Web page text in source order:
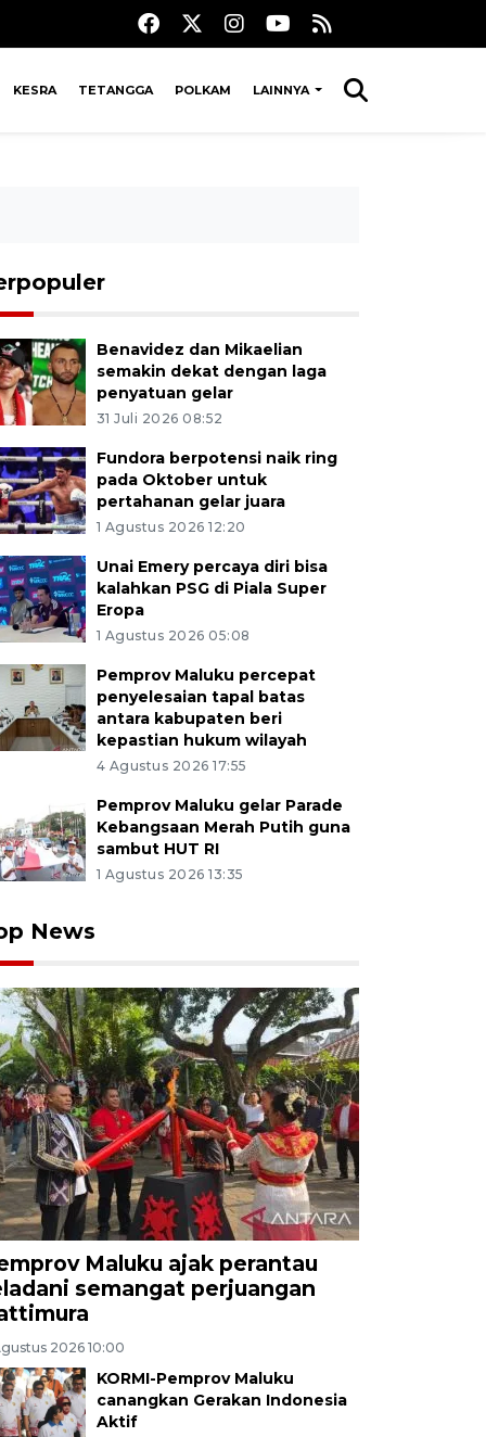
KESRA TETANGGA POLKAM LAINNYA
Benavidez dan Mikaelian
semakin dekat dengan laga
penyatuan gelar
31 Juli 2026 08:52
Fundora berpotensi naik ring
pada Oktober untuk
pertahanan gelar juara
1 Agustus 2026 12:20
Unai Emery percaya diri bisa
kalahkan PSG di Piala Super
Eropa
1 Agustus 2026 05:08
Pemprov Maluku percepat
penyelesaian tapal batas
antara kabupaten beri
kepastian hukum wilayah
4 Agustus 2026 17:55
Pemprov Maluku gelar Parade
Kebangsaan Merah Putih guna
sambut HUT RI
1 Agustus 2026 13:35
News
Maluku ajak perantau
semangat perjuangan
2026 10:00
KORMI-Pemprov Maluku
canangkan Gerakan Indonesia
Aktif